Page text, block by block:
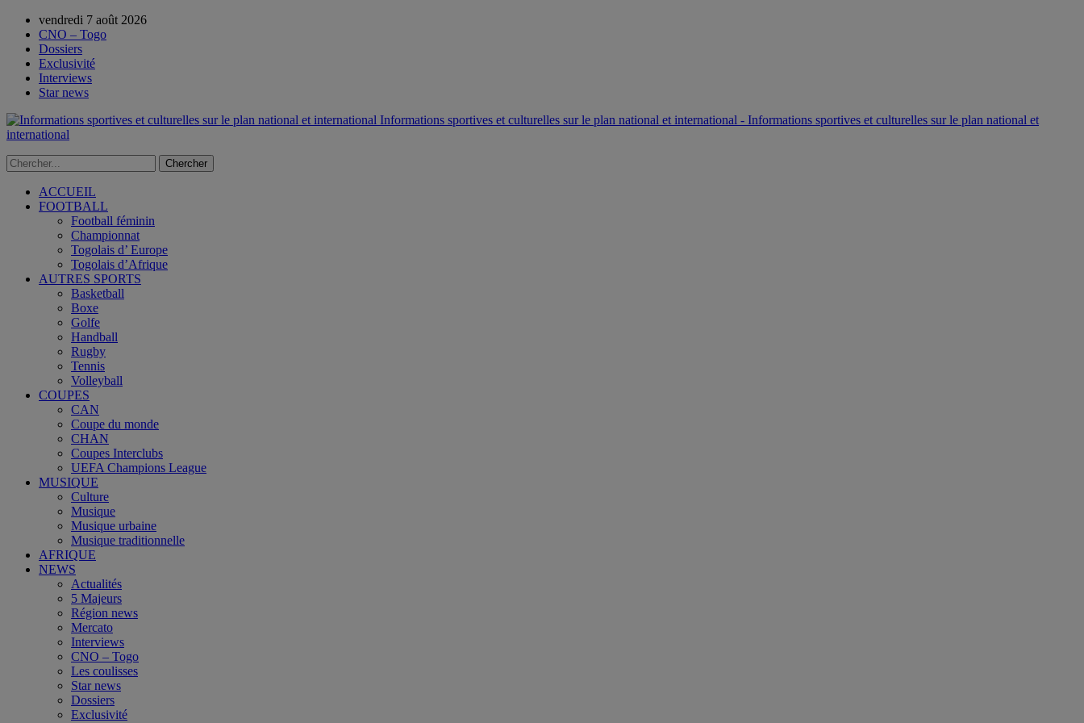
vendredi 7 août 2026
CNO – Togo
Dossiers
Exclusivité
Interviews
Star news
Informations sportives et culturelles sur le plan national et international - Informations sportives et culturelles sur le plan national et
international
ACCUEIL
FOOTBALL
Football féminin
Championnat
Togolais d’ Europe
Togolais d’Afrique
AUTRES SPORTS
Basketball
Boxe
Golfe
Handball
Rugby
Tennis
Volleyball
COUPES
CAN
Coupe du monde
CHAN
Coupes Interclubs
UEFA Champions League
MUSIQUE
Culture
Musique
Musique urbaine
Musique traditionnelle
AFRIQUE
NEWS
Actualités
5 Majeurs
Région news
Mercato
Interviews
CNO – Togo
Les coulisses
Star news
Dossiers
Exclusivité